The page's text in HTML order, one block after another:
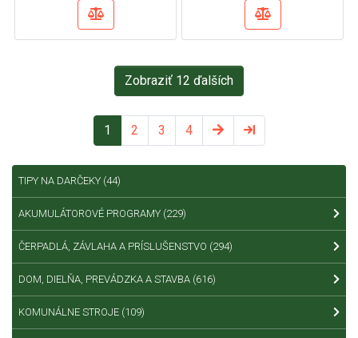
Zobraziť 12 ďalších
1 2 3 4
TIPY NA DARČEKY (44)
AKUMULÁTOROVÉ PROGRAMY (229)
ČERPADLÁ, ZÁVLAHA A PRÍSLUŠENSTVO (294)
DOM, DIELŇA, PREVÁDZKA A STAVBA (616)
KOMUNÁLNE STROJE (109)